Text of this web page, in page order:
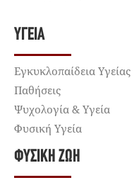
ΥΓΕΊΑ
Εγκυκλοπαίδεια Υγείας
Παθήσεις
Ψυχολογία & Υγεία
Φυσική Υγεία
ΦΥΣΙΚΉ ΖΩΉ